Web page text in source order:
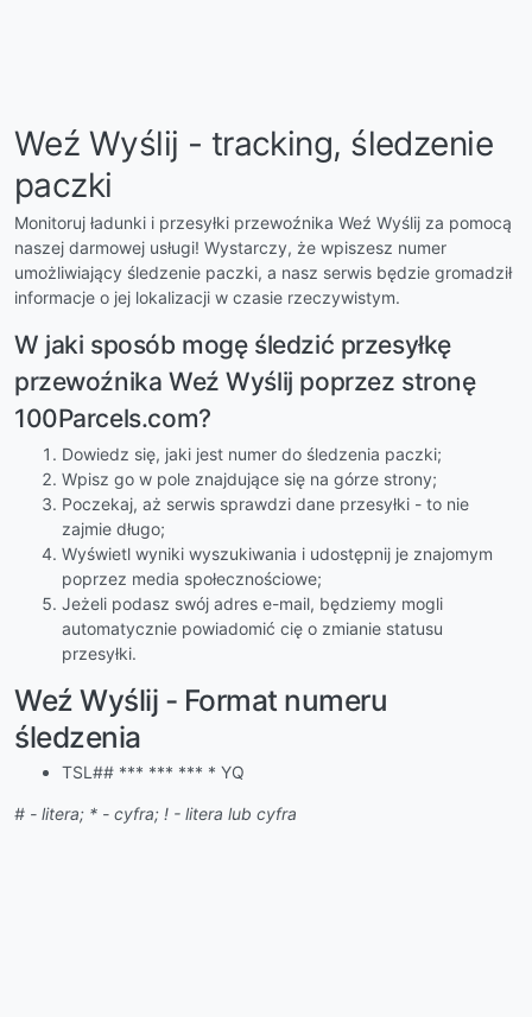
Weź Wyślij - tracking, śledzenie
paczki
Monitoruj ładunki i przesyłki przewoźnika Weź Wyślij za pomocą
naszej darmowej usługi! Wystarczy, że wpiszesz numer
umożliwiający śledzenie paczki, a nasz serwis będzie gromadził
informacje o jej lokalizacji w czasie rzeczywistym.
W jaki sposób mogę śledzić przesyłkę
przewoźnika Weź Wyślij poprzez stronę
100Parcels.com?
Dowiedz się, jaki jest numer do śledzenia paczki;
Wpisz go w pole znajdujące się na górze strony;
Poczekaj, aż serwis sprawdzi dane przesyłki - to nie
zajmie długo;
Wyświetl wyniki wyszukiwania i udostępnij je znajomym
poprzez media społecznościowe;
Jeżeli podasz swój adres e-mail, będziemy mogli
automatycznie powiadomić cię o zmianie statusu
przesyłki.
Weź Wyślij - Format numeru
śledzenia
TSL## *** *** *** * YQ
# - litera; * - cyfra; ! - litera lub cyfra